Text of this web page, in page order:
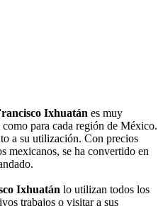
Ixhuatán es muy
para cada región de México.
a su utilización. Con precios
mexicanos, se ha convertido en
Ixhuatán lo utilizan todos los
trabajos o visitar a sus